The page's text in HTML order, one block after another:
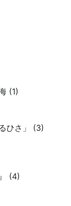
(1)
ひさ」 (3)
(4)